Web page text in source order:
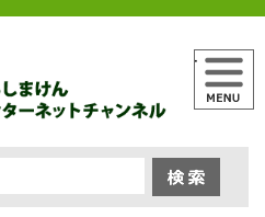
メニュー